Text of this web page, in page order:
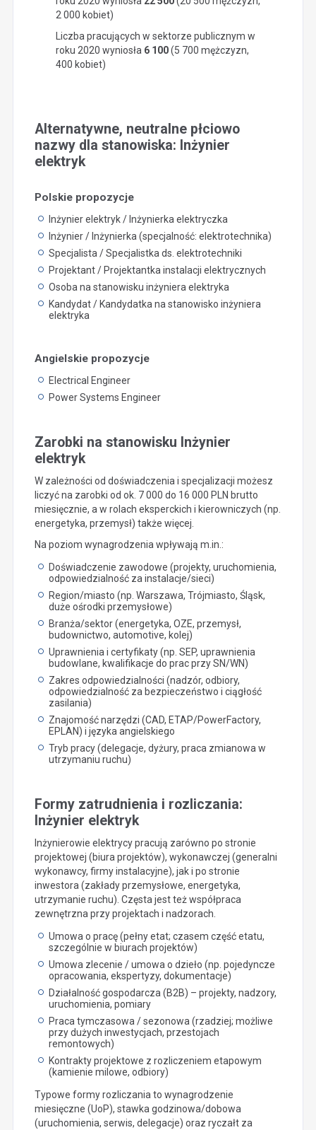
2 000 kobiet)
Liczba pracujących w sektorze publicznym w
roku 2020 wyniosła 6 100(5 700 mężczyzn,
400 kobiet)
Alternatywne, neutralne płciowo
nazwy dla stanowiska: Inżynier
elektryk
Polskie propozycje
Inżynier elektryk / Inżynierka elektryczka
Inżynier / Inżynierka (specjalność: elektrotechnika)
Specjalista / Specjalistka ds. elektrotechniki
Projektant / Projektantka instalacji elektrycznych
Osoba na stanowisku inżyniera elektryka
Kandydat / Kandydatka na stanowisko inżyniera
elektryka
Angielskie propozycje
Electrical Engineer
Power Systems Engineer
Zarobki na stanowisku Inżynier
elektryk
W zależności od doświadczenia i specjalizacji możesz
liczyć na zarobki od ok. 7 000 do 16 000 PLN brutto
miesięcznie, a w rolach eksperckich i kierowniczych (np.
energetyka, przemysł) także więcej.
Na poziom wynagrodzenia wpływają m.in.:
Doświadczenie zawodowe (projekty, uruchomienia,
odpowiedzialność za instalacje/sieci)
Region/miasto (np. Warszawa, Trójmiasto, Śląsk,
duże ośrodki przemysłowe)
Branża/sektor (energetyka, OZE, przemysł,
budownictwo, automotive, kolej)
Uprawnienia i certyfikaty (np. SEP, uprawnienia
budowlane, kwalifikacje do prac przy SN/WN)
Zakres odpowiedzialności (nadzór, odbiory,
odpowiedzialność za bezpieczeństwo i ciągłość
zasilania)
Znajomość narzędzi (CAD, ETAP/PowerFactory,
EPLAN) i języka angielskiego
Tryb pracy (delegacje, dyżury, praca zmianowa w
utrzymaniu ruchu)
Formy zatrudnienia i rozliczania:
Inżynier elektryk
Inżynierowie elektrycy pracują zarówno po stronie
projektowej (biura projektów), wykonawczej (generalni
wykonawcy, firmy instalacyjne), jak i po stronie
inwestora (zakłady przemysłowe, energetyka,
utrzymanie ruchu). Częsta jest też współpraca
zewnętrzna przy projektach i nadzorach.
Umowa o pracę (pełny etat; czasem część etatu,
szczególnie w biurach projektów)
Umowa zlecenie / umowa o dzieło (np. pojedyncze
opracowania, ekspertyzy, dokumentacje)
Działalność gospodarcza (B2B) – projekty, nadzory,
uruchomienia, pomiary
Praca tymczasowa / sezonowa (rzadziej; możliwe
przy dużych inwestycjach, przestojach
remontowych)
Kontrakty projektowe z rozliczeniem etapowym
(kamienie milowe, odbiory)
Typowe formy rozliczania to wynagrodzenie
miesięczne (UoP), stawka godzinowa/dobowa
(uruchomienia, serwis, delegacje) oraz ryczałt za